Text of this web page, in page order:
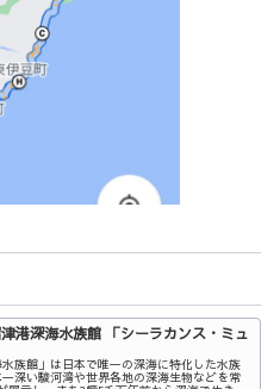
港深海水族館 「シーラカンス・ミュ
水族館」は日本で唯一の深海に特化した水族
深い駿河湾や世界各地の深海生物などを常